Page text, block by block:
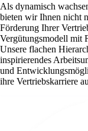
Als dynamisch
bieten wir Ihnen nicht
Förderung Ihrer
Vergütungsmodell mit
Unsere flachen
inspirierendes
und
ihre Vertriebskarriere